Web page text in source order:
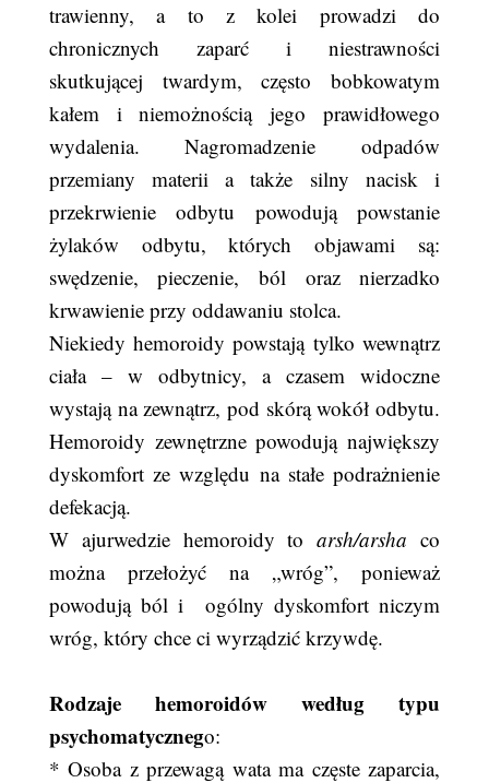
trawienny, a to z kolei prowadzi do
chronicznych zaparć i niestrawności
skutkującej twardym, często bobkowatym
kałem i niemożnością jego prawidłowego
wydalenia. Nagromadzenie odpadów
przemiany materii a także silny nacisk i
przekrwienie odbytu powodują powstanie
żylaków odbytu, których objawami są:
swędzenie, pieczenie, ból oraz nierzadko
krwawienie przy oddawaniu stolca.
Niekiedy hemoroidy powstają tylko wewnątrz
ciała – w odbytnicy, a czasem widoczne
wystają na zewnątrz, pod skórą wokół odbytu.
Hemoroidy zewnętrzne powodują największy
dyskomfort ze względu na stałe podrażnienie
defekacją.
W ajurwedzie hemoroidy toarsh/arshaco
można przełożyć na „wróg”, ponieważ
powodują ból i ogólny dyskomfort niczym
wróg, który chce ci wyrządzić krzywdę.
Rodzaje hemoroidów według typu
psychomatycznego:
* Osoba z przewagą wata ma częste zaparcia,